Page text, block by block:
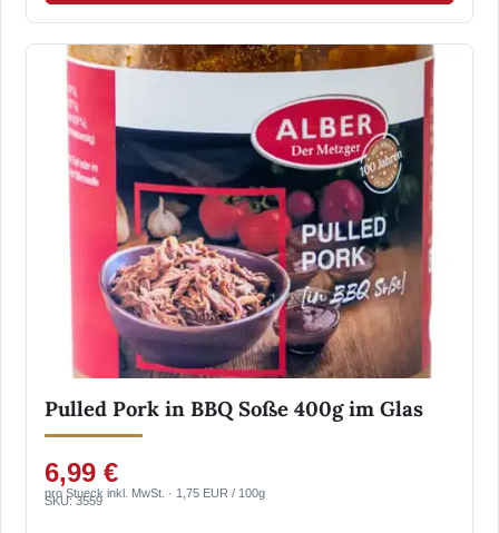
Pulled Pork in BBQ Soße 400g im Glas
6,99 €
pro Stueck inkl. MwSt. · 1,75 EUR / 100g
SKU: 3559